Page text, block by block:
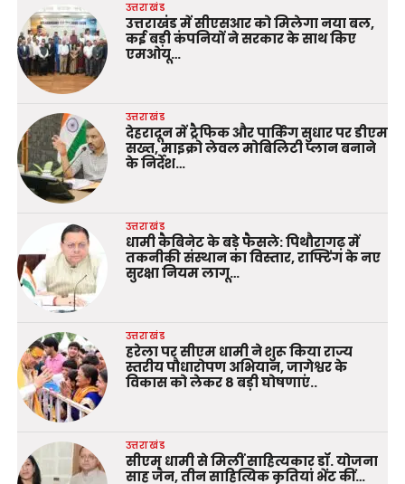
उत्तराखंड
उत्तराखंड में सीएसआर को मिलेगा नया बल,
कई बड़ी कंपनियों ने सरकार के साथ किए
एमओयू…
उत्तराखंड
देहरादून में ट्रैफिक और पार्किंग सुधार पर डीएम
सख्त, माइक्रो लेवल मोबिलिटी प्लान बनाने
के निर्देश…
उत्तराखंड
धामी कैबिनेट के बड़े फैसले: पिथौरागढ़ में
तकनीकी संस्थान का विस्तार, राफ्टिंग के नए
सुरक्षा नियम लागू…
उत्तराखंड
हरेला पर सीएम धामी ने शुरू किया राज्य
स्तरीय पौधारोपण अभियान, जागेश्वर के
विकास को लेकर 8 बड़ी घोषणाएं..
उत्तराखंड
सीएम धामी से मिलीं साहित्यकार डॉ. योजना
साह जैन, तीन साहित्यिक कृतियां भेंट कीं…